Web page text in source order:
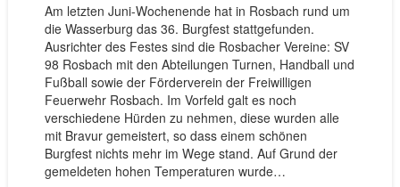
Am letzten Juni-Wochenende hat in Rosbach rund um
die Wasserburg das 36. Burgfest stattgefunden.
Ausrichter des Festes sind die Rosbacher Vereine: SV
98 Rosbach mit den Abteilungen Turnen, Handball und
Fußball sowie der Förderverein der Freiwilligen
Feuerwehr Rosbach. Im Vorfeld galt es noch
verschiedene Hürden zu nehmen, diese wurden alle
mit Bravur gemeistert, so dass einem schönen
Burgfest nichts mehr im Wege stand. Auf Grund der
gemeldeten hohen Temperaturen wurde…